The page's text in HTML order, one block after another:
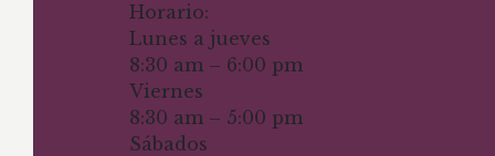
Horario:
Lunes a jueves
8:30 am – 6:00 pm
Viernes
8:30 am – 5:00 pm
Sábados